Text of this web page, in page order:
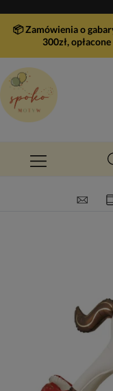
📦 Zamówienia o
300zł,